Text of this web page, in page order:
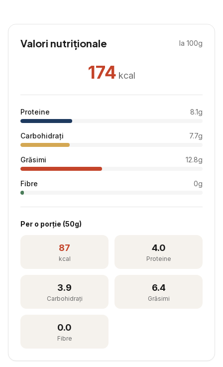
Valori nutriționale la 100g
174 kcal
Proteine 8.1g
Carbohidrați 7.7g
Grăsimi 12.8g
Fibre 0g
Per o porție (50g)
87
kcal
4.0
Proteine
3.9
Carbohidrați
6.4
Grăsimi
0.0
Fibre